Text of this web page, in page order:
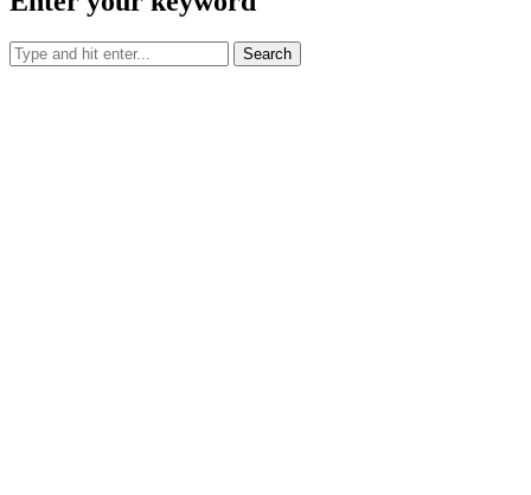
Search